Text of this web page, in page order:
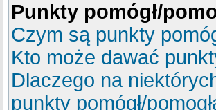
Punkty pomógł/
Czym są punkty
Kto może dawać
Dlaczego na
punkty pomógł/